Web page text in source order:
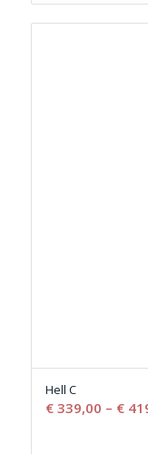
Hell C
€339,00 – €